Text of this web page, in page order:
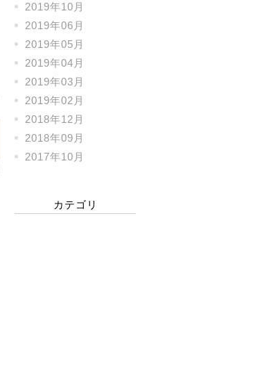
2019年10月
2019年06月
2019年05月
2019年04月
2019年03月
2019年02月
2018年12月
2018年09月
2017年10月
カテゴリ